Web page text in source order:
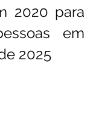
2020 para
em
2025